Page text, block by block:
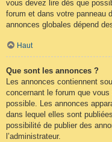
vous devez lire dès que
forum et dans votre panneau
annonces globales dépend
Haut
Que sont les annonces ?
Les annonces contiennent
concernant le forum que
possible. Les annonces
dans lequel elles sont
possibilité de publier des
l’administrateur.